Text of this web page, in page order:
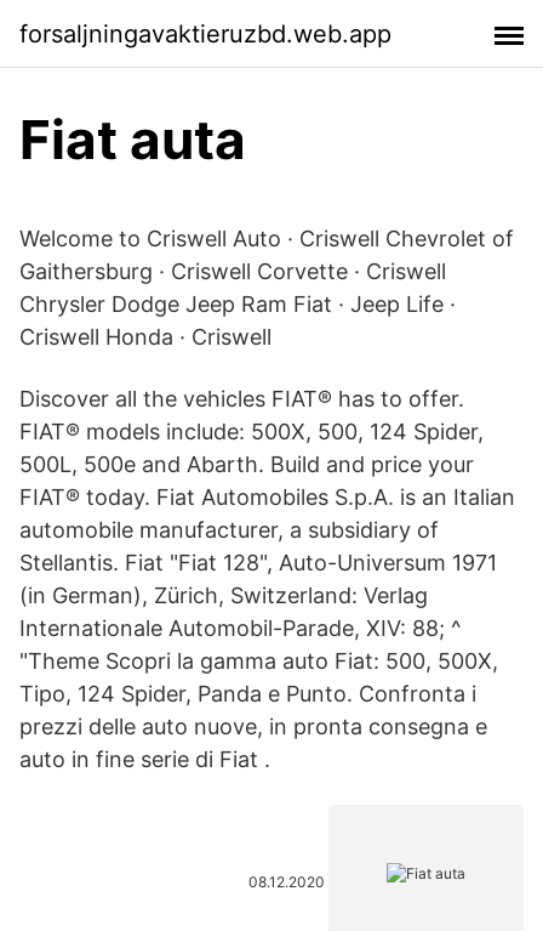
forsaljningavaktieruzbd.web.app
Fiat auta
Welcome to Criswell Auto · Criswell Chevrolet of
Gaithersburg · Criswell Corvette · Criswell
Chrysler Dodge Jeep Ram Fiat · Jeep Life ·
Criswell Honda · Criswell
Discover all the vehicles FIAT® has to offer.
FIAT® models include: 500X, 500, 124 Spider,
500L, 500e and Abarth. Build and price your
FIAT® today. Fiat Automobiles S.p.A. is an Italian
automobile manufacturer, a subsidiary of
Stellantis. Fiat "Fiat 128", Auto-Universum 1971
(in German), Zürich, Switzerland: Verlag
Internationale Automobil-Parade, XIV: 88; ^
"Theme Scopri la gamma auto Fiat: 500, 500X,
Tipo, 124 Spider, Panda e Punto. Confronta i
prezzi delle auto nuove, in pronta consegna e
auto in fine serie di Fiat .
08.12.2020